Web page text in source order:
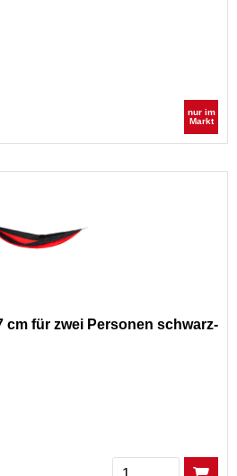
nur im
Markt
cm für zwei Personen schwarz-
Menge